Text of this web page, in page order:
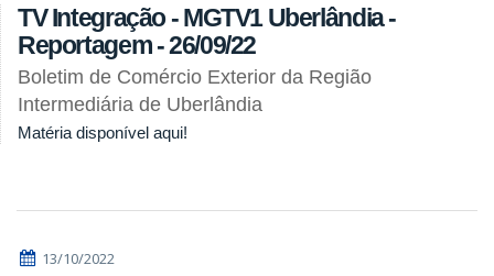
TV Integração - MGTV1 Uberlândia -
Reportagem - 26/09/22
Boletim de Comércio Exterior da Região
Intermediária de Uberlândia
Matéria disponível aqui!
13/10/2022